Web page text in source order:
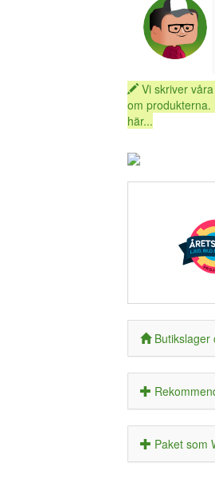
Vi skriver
om produkterna.
här...
Butikslager
Paket som